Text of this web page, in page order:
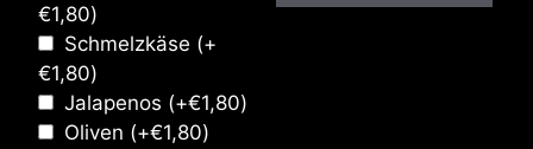
€1,80)
Schmelzkäse (+
€1,80)
Jalapenos (+€1,80)
Oliven (+€1,80)